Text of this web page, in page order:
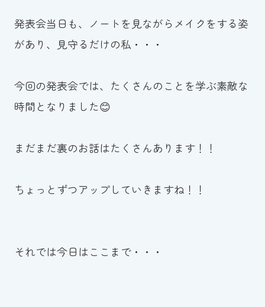
発表会当日も、ノートを見ながらメイクをする姿
があり、見守るだけの私・・・
今回の発表会では、たくさんのことを学ぶ素敵な
時間となりました😊
まだまだ裏のお話はたくさんあります！！
ちょっとずつアップしていきますね！！
それでは今日はここまで・・・